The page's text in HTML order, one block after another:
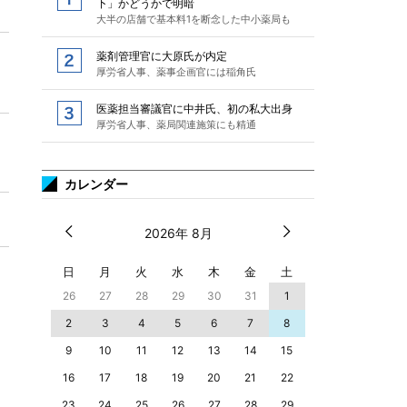
下」かどうかで明暗
大半の店舗で基本料1を断念した中小薬局も
薬剤管理官に大原氏が内定
厚労省人事、薬事企画官には稲角氏
医薬担当審議官に中井氏、初の私大出身
厚労省人事、薬局関連施策にも精通
カレンダー
2026年 8月
日 月 火 水 木 金 土
26 27 28 29 30 31
1
2
3 4 5 6 7
8
9
10 11 12 13 14
15
16
17 18 19 20 21
22